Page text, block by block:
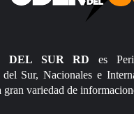
DEL SUR RD es
del Sur, Nacionales e
gran variedad de